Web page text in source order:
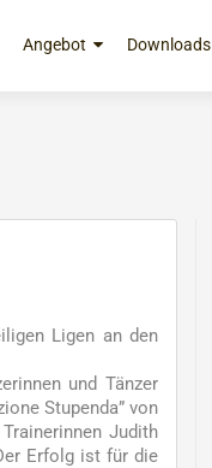
Angebot Downloads
Ligen an den
und Tänzer
Stupenda” von
Judith
Erfolg ist für die